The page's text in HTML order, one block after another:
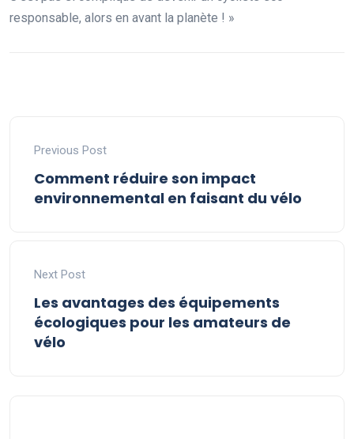
responsable, alors en avant la planète ! »
Previous Post
Comment réduire son impact
environnemental en faisant du vélo
Next Post
Les avantages des équipements
écologiques pour les amateurs de
vélo